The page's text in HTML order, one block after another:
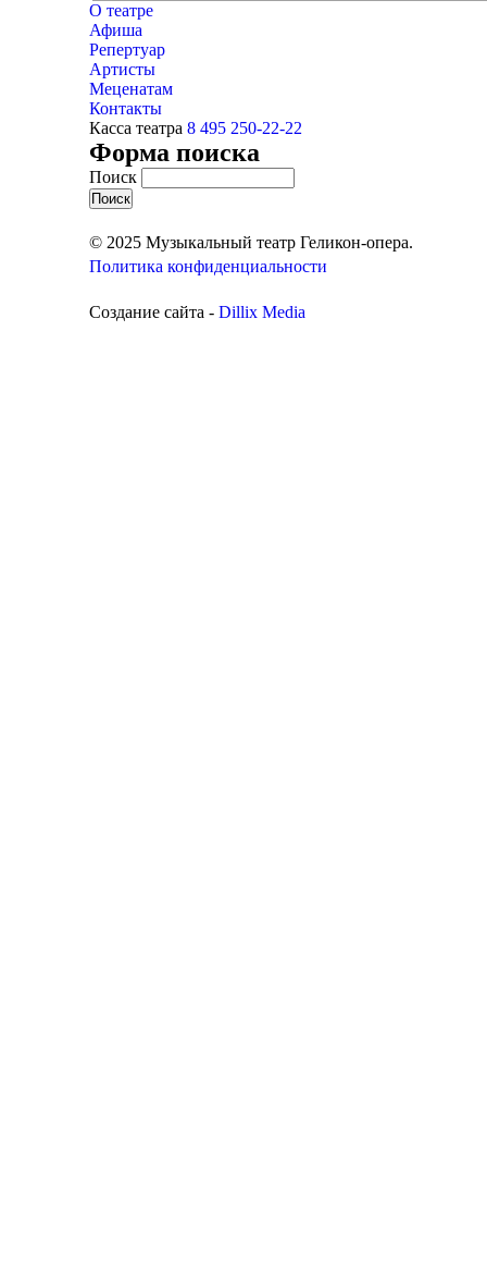
О театре
Афиша
Репертуар
Артисты
Меценатам
Контакты
Касса театра 8 495 250-22-22
Форма поиска
Поиск
© 2025 Музыкальный театр Геликон-опера.
Политика конфиденциальности
Создание сайта - Dillix Media